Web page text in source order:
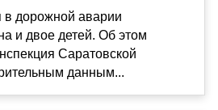
в дорожной аварии
и двое детей. Об этом
Саратовской
данным...